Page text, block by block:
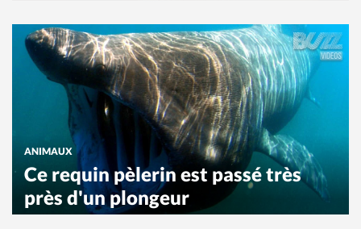
ANIMAUX
Ce requin pèlerin est passé très
près d'un plongeur